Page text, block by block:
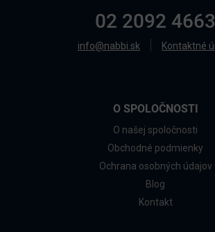
02 2092 4663
info@nabbi.sk Kontaktné
O SPOLOČNOSTI
O našej spoločnosti
Obchodné podmienky
Ochrana osobných údajov
Blog
Kontakt